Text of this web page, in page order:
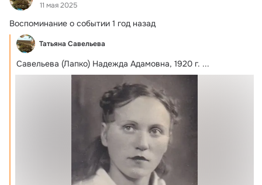
11 мая 2025
Воспоминание о событии 1 год назад
Татьяна Савельева
Савельева (Лапко) Надежда Адамовна, 1920 г. ...